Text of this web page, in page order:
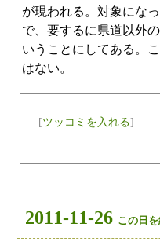
が現われる。対象にな
で、要するに県道以外
いうことにしてある。
はない。
[ツッコミを入れる]
2011-11-26 この日